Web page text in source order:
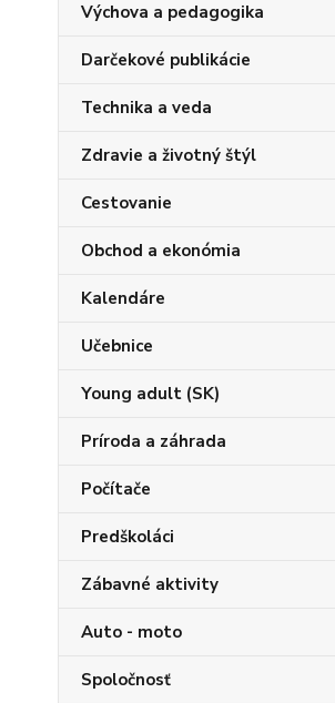
Výchova a pedagogika
Darčekové publikácie
Technika a veda
Zdravie a životný štýl
Cestovanie
Obchod a ekonómia
Kalendáre
Učebnice
Young adult (SK)
Príroda a záhrada
Počítače
Predškoláci
Zábavné aktivity
Auto - moto
Spoločnosť